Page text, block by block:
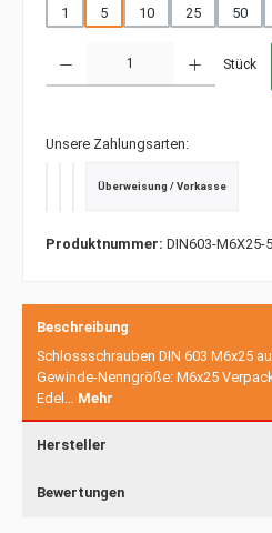
1
5 10 25 50
Stück
Unsere Zahlungsarten:
Überweisung / Vorkasse
Produktnummer: DIN603-M6X25-5
Beschreibung
Schlossschrauben DIN 603 M6x25
Gewinde-Nenngröße: M6x25
Edel… Mehr
Hersteller
Bewertungen